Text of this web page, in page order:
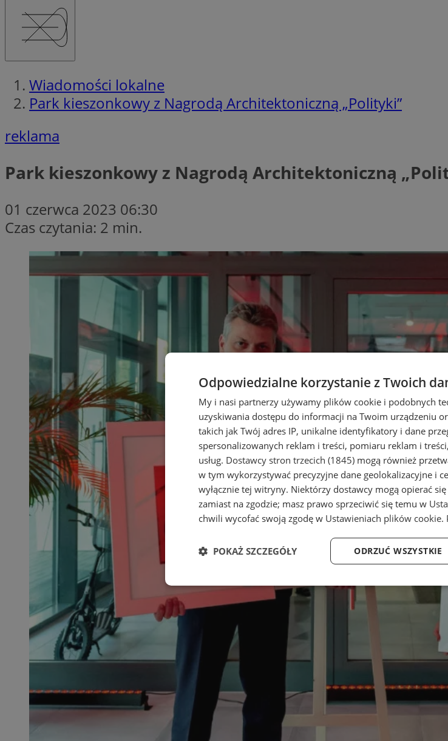
Wiadomości lokalne
Park kieszonkowy z Nagrodą Architektoniczną „Polityki”
reklama
Park kieszonkowy z Nagrodą Architektoniczną
01 czerwca 2023 06:30
Czas czytania: 2 min.
Odpowiedzialne korzystanie z Twoich
My i nasi partnerzy używamy plików cookie i podobnych
uzyskiwania dostępu do informacji na Twoim urządzeniu
takich jak Twój adres IP, unikalne identyfikatory i dane
spersonalizowanych reklam i treści, pomiaru reklam i
usług. Dostawcy stron trzecich (1845) mogą również
w tym wykorzystywać precyzyjne dane geolokalizacyjne i
wyłącznie tej witryny. Niektórzy dostawcy mogą opierać
zamiast na zgodzie; masz prawo sprzeciwić się temu w
chwili wycofać swoją zgodę w Ustawieniach plików cookie.
ODRZUĆ WSZYSTKIE
POKAŻ SZCZEGÓŁY
Niezbędne Wydajność Targetowanie
Targetowanie
Niezbędne pliki cookie umożliwiają korzystanie z podstawowych funkcji
zarządzanie kontem. Bez niezbędnych plików cookie nie można prawidłowo
Nazwa